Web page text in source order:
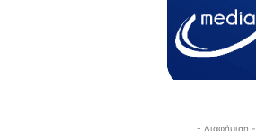
- Διαφήμιση -